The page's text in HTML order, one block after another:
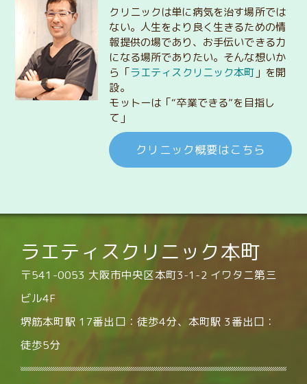
クリニックは単に病気を治す場所では
ない。人生をより良く生きるための情
報提供の場であり、お手伝いできる力
になる場所でありたい。そんな想いか
ら「ラエティスクリニック本町 」を開
設。
モットーは「“卒業できる”を目指し
て」
クリニック概要はこちら
ラエティスクリニック本町
〒541-0053 大阪市中央区本町3-1-2 イワタニ第三
ビル4F
堺筋本町駅 17番出口：徒歩4分、本町駅 3番出口：
徒歩5分